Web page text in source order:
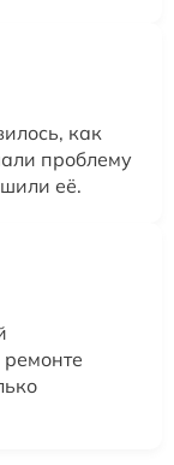
как
проблему
её.